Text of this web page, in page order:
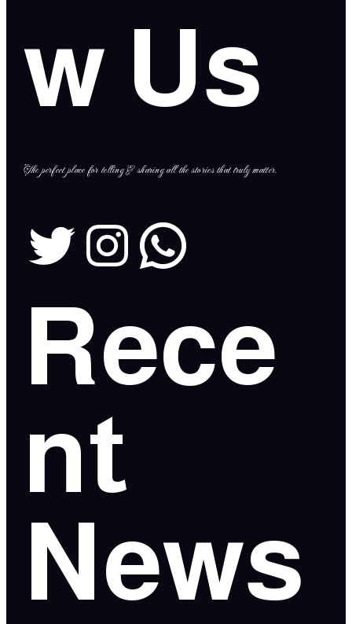
w Us
The perfect place for telling & sharing all the stories that truly matter.
Rece
nt
News